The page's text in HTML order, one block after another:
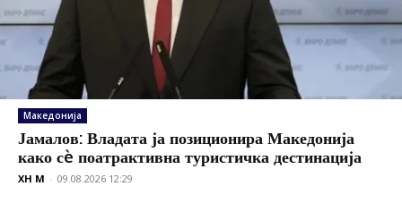
Македонија
Јамалов: Владата ја позиционира Македонија
како сè поатрактивна туристичка дестинација
XH M - 09.08.2026 12:29